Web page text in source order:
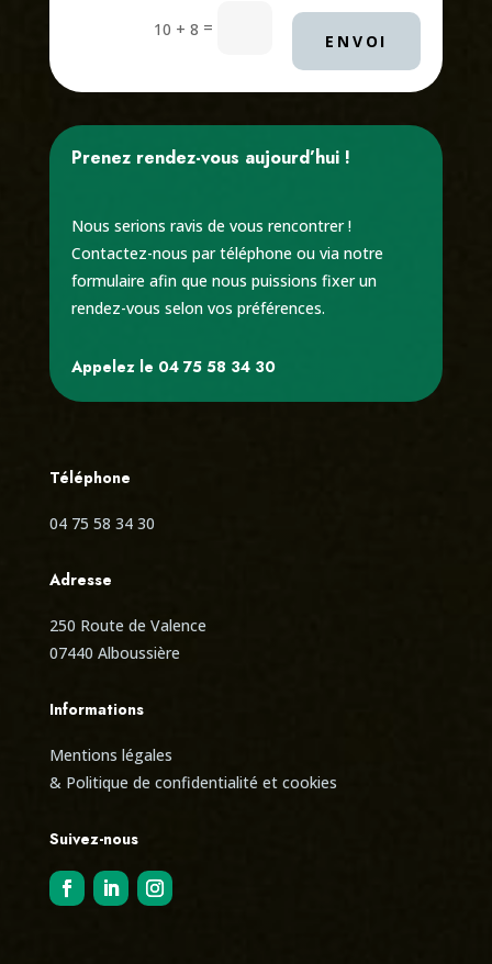
10 + 8 =
ENVOI
Prenez rendez-vous aujourd’hui !
Nous serions ravis de vous rencontrer !
Contactez-nous par téléphone ou via notre
formulaire afin que nous puissions fixer un
rendez-vous selon vos préférences.
Appelez le 04 75 58 34 30
Téléphone
04 75 58 34 30
Adresse
250 Route de Valence
07440 Alboussière
Informations
Mentions légales
& Politique de confidentialité et cookies
Suivez-nous